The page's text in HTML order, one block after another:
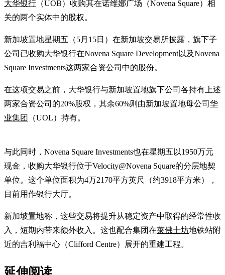
大华银行 （UOB）收购其在诺维娜广场（Novena Square）相
关的两个实体中的股权。
新加坡置地星期五（5月15日）在新加坡交易所披露，旗下子
公司已收购大华银行在Novena Square Development以及Novena
Square Investments这两家合资公司中的股份。
在这项交易之前，大华银行与新加坡置地旗下公司各持有上述
两家合资公司的20%股权，其余60%则由新加坡置地母公司 华
业集团
（UOL）持有。
与此同时，Novena Square Investments也在星期五以1950万元
现金，收购大华银行位于Velocity@Novena Square的分层地契
单位。这个单位面积为4万2170平方英尺（约3918平方米），
目前用作银行大厅。
新加坡置地称，这些交易将提升从稳定资产中取得的经常性收
入，短期内带来额外收入。这也配合集团在莱佛士坊地铁站附
近的吉利福中心（Clifford Centre）展开的重建工程。
延伸阅读